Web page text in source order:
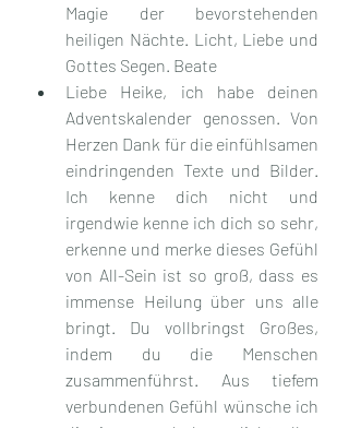
Magie der bevorstehenden
heiligen Nächte. Licht, Liebe und
Gottes Segen. Beate
Liebe Heike, ich habe deinen
Adventskalender genossen. Von
Herzen Dank für die einfühlsamen
eindringenden Texte und Bilder.
Ich kenne dich nicht und
irgendwie kenne ich dich so sehr,
erkenne und merke dieses Gefühl
von All-Sein ist so groß, dass es
immense Heilung über uns alle
bringt. Du vollbringst Großes,
indem du die Menschen
zusammenführst. Aus tiefem
verbundenen Gefühl wünsche ich